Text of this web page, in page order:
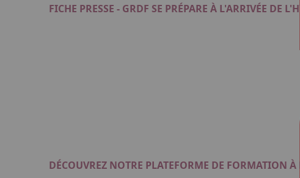
FICHE PRESSE - GRDF SE PRÉPARE À L'ARRIVÉE DE
DÉCOUVREZ NOTRE PLATEFORME DE FORMATION